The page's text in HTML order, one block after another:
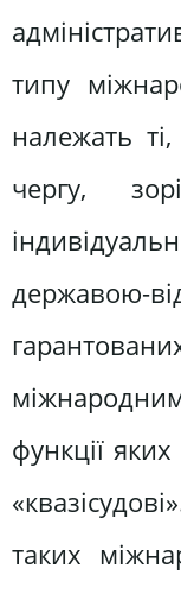
типу
належать
чергу,
функції
таких